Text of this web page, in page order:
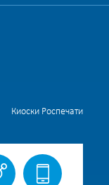
Киоски Роспечати